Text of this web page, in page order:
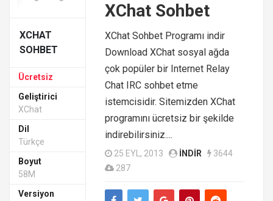
XCHAT
SOHBET
Ücretsiz
Geliştirici
XChat
Dil
Türkçe
Boyut
58M
Versiyon
XChat Sohbet
XChat Sohbet Programı indir
Download XChat sosyal ağda
çok popüler bir Internet Relay
Chat IRC sohbet etme
istemcisidir. Sitemizden XChat
programını ücretsiz bir şekilde
indirebilirsiniz....
25 EYL, 2013 INDIR
3644
287